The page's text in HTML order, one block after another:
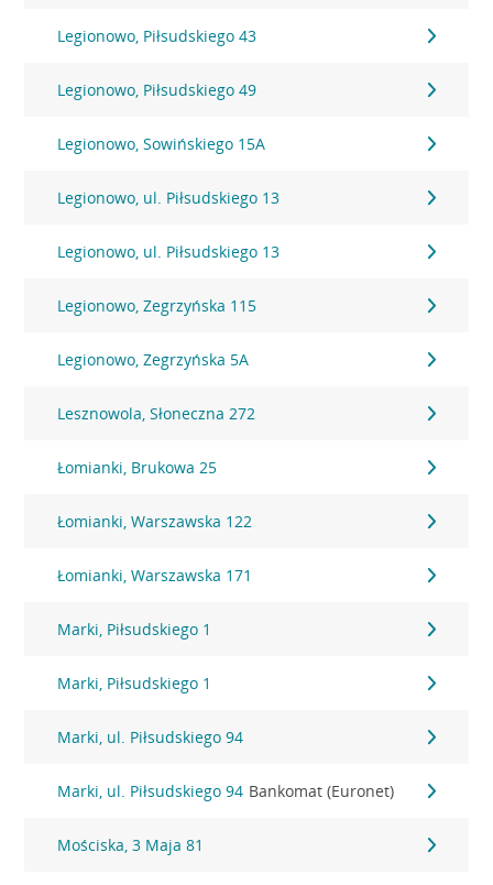
Legionowo, Piłsudskiego 43
Legionowo, Piłsudskiego 49
Legionowo, Sowińskiego 15A
Legionowo, ul. Piłsudskiego 13
Legionowo, ul. Piłsudskiego 13
Legionowo, Zegrzyńska 115
Legionowo, Zegrzyńska 5A
Lesznowola, Słoneczna 272
Łomianki, Brukowa 25
Łomianki, Warszawska 122
Łomianki, Warszawska 171
Marki, Piłsudskiego 1
Marki, Piłsudskiego 1
Marki, ul. Piłsudskiego 94
Marki, ul. Piłsudskiego 94 Bankomat (Euronet)
Mościska, 3 Maja 81